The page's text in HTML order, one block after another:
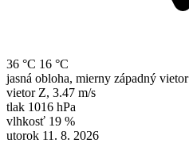
36 °C 16 °C
jasná obloha, mierny západný vietor
vietor Z, 3.47 m/s
tlak 1016 hPa
vlhkosť 19 %
utorok 11. 8. 2026